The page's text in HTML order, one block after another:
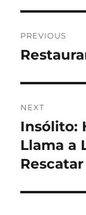
PREVIOUS
Previous
NEXT
Next
post:
Insólito:
Llama a